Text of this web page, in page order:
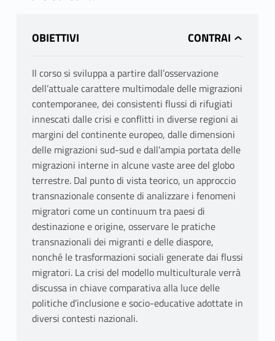
OBIETTIVI
Il corso si sviluppa a partire dall’osservazione
dell’attuale carattere multimodale delle migrazioni
contemporanee, dei consistenti flussi di rifugiati
innescati dalle crisi e conflitti in diverse regioni ai
margini del continente europeo, dalle dimensioni
delle migrazioni sud-sud e dall’ampia portata delle
migrazioni interne in alcune vaste aree del globo
terrestre. Dal punto di vista teorico, un approccio
transnazionale consente di analizzare i fenomeni
migratori come un continuum tra paesi di
destinazione e origine, osservare le pratiche
transnazionali dei migranti e delle diaspore,
nonché le trasformazioni sociali generate dai flussi
migratori. La crisi del modello multiculturale verrà
discussa in chiave comparativa alla luce delle
politiche d’inclusione e socio-educative adottate in
diversi contesti nazionali.